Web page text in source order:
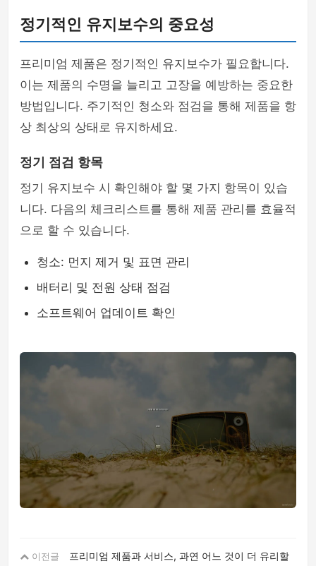
정기적인 유지보수의 중요성
프리미엄 제품은 정기적인 유지보수가 필요합니다.
이는 제품의 수명을 늘리고 고장을 예방하는 중요한
방법입니다. 주기적인 청소와 점검을 통해 제품을 항
상 최상의 상태로 유지하세요.
정기 점검 항목
정기 유지보수 시 확인해야 할 몇 가지 항목이 있습
니다. 다음의 체크리스트를 통해 제품 관리를 효율적
으로 할 수 있습니다.
청소: 먼지 제거 및 표면 관리
배터리 및 전원 상태 점검
소프트웨어 업데이트 확인
이전글
프리미엄 제품과 서비스, 과연 어느 것이 더 유리할